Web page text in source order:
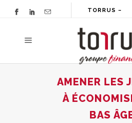
TORRUS –
AMENER LES
À
BAS